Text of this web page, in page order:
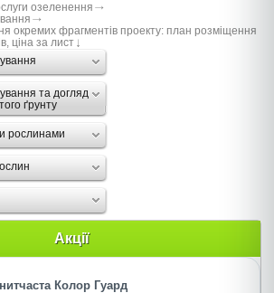
озеленення
окремих фрагментів проекту: план розміщення
ціна за лист
та догляд
ґрунту
рослинами
Акції
Колор Гуард